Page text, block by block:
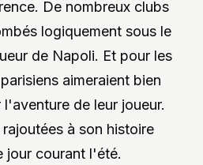
De nombreux clubs
logiquement sous le
de Napoli. Et pour les
aimeraient bien
de leur joueur.
à son histoire
jour courant l'été.